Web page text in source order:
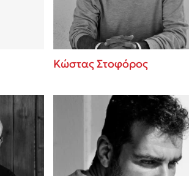
Κώστας Στοφόρος